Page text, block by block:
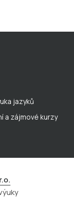
jazyků
a zájmové kurzy